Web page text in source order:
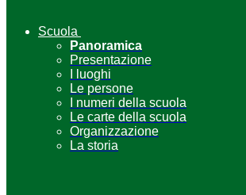
Scuola
Panoramica
Presentazione
I luoghi
Le persone
I numeri della scuola
Le carte della scuola
Organizzazione
La storia